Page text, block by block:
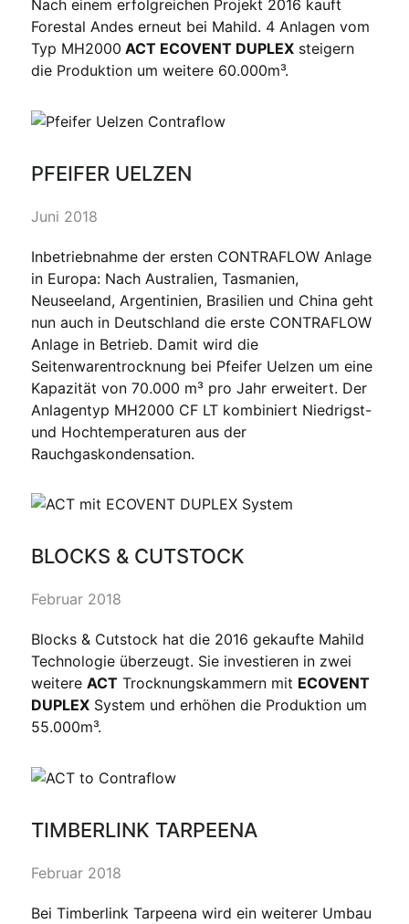
Nach einem erfolgreichen Projekt 2016 kauft
Forestal Andes erneut bei Mahild. 4 Anlagen vom
Typ MH2000 ACT ECOVENT DUPLEX steigern
die Produktion um weitere 60.000m³.
PFEIFER UELZEN
Juni 2018
Inbetriebnahme der ersten CONTRAFLOW Anlage
in Europa: Nach Australien, Tasmanien,
Neuseeland, Argentinien, Brasilien und China geht
nun auch in Deutschland die erste CONTRAFLOW
Anlage in Betrieb. Damit wird die
Seitenwarentrocknung bei Pfeifer Uelzen um eine
Kapazität von 70.000 m³ pro Jahr erweitert. Der
Anlagentyp MH2000 CF LT kombiniert Niedrigst-
und Hochtemperaturen aus der
Rauchgaskondensation.
BLOCKS & CUTSTOCK
Februar 2018
Blocks & Cutstock hat die 2016 gekaufte Mahild
Technologie überzeugt. Sie investieren in zwei
weitere ACT Trocknungskammern mit ECOVENT
DUPLEX System und erhöhen die Produktion um
55.000m³.
TIMBERLINK TARPEENA
Februar 2018
Bei Timberlink Tarpeena wird ein weiterer Umbau